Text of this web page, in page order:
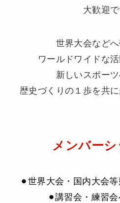
大歓迎で
世界大会など
ワールドワイドな活
新しいスポー
歴史づくりの１歩を共
メンバー
⚫︎世界大会・国内大会
⚫︎講習会・練習